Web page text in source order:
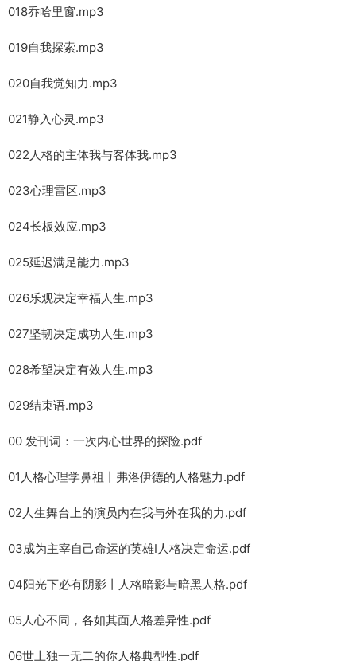
018乔哈里窗.mp3
019自我探索.mp3
020自我觉知力.mp3
021静入心灵.mp3
022人格的主体我与客体我.mp3
023心理雷区.mp3
024长板效应.mp3
025延迟满足能力.mp3
026乐观决定幸福人生.mp3
027坚韧决定成功人生.mp3
028希望决定有效人生.mp3
029结束语.mp3
00 发刊词：一次内心世界的探险.pdf
01人格心理学鼻祖丨弗洛伊德的人格魅力.pdf
02人生舞台上的演员内在我与外在我的力.pdf
03成为主宰自己命运的英雄I人格决定命运.pdf
04阳光下必有阴影丨人格暗影与暗黑人格.pdf
05人心不同，各如其面人格差异性.pdf
06世上独一无二的你人格典型性.pdf